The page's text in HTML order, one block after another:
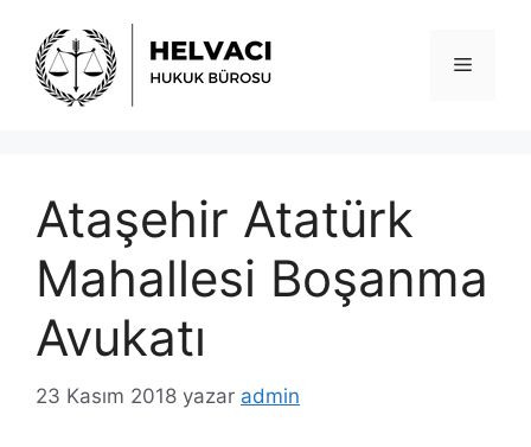
Menü
Ataşehir Atatürk
Mahallesi Boşanma
Avukatı
23 Kasım 2018 yazar admin